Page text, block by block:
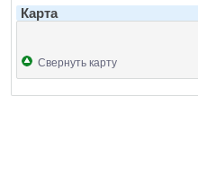
Карта
Свернуть карту